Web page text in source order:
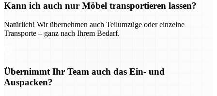
Kann ich auch nur Möbel transportieren lassen?
Natürlich! Wir übernehmen auch Teilumzüge oder einzelne
Transporte – ganz nach Ihrem Bedarf.
Übernimmt Ihr Team auch das Ein- und
Auspacken?